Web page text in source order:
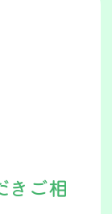
きご相